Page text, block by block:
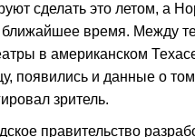
сделать это летом, а
время. Между
в американском
появились и данные о
зритель.
правительство